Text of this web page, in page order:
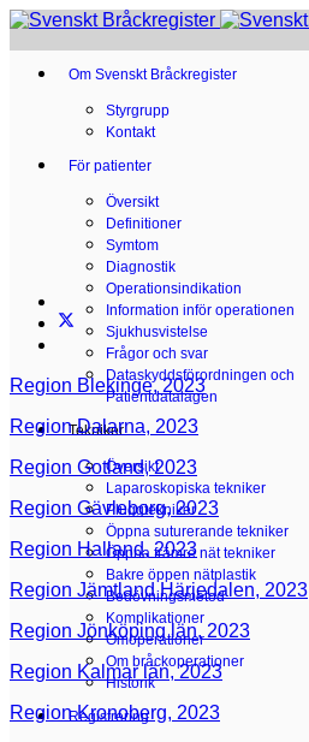
Om Svenskt Bråckregister
Styrgrupp
Kontakt
För patienter
Översikt
Definitioner
Symtom
Diagnostik
Operationsindikation
Information inför operationen
Sjukhusvistelse
Frågor och svar
Dataskyddsförordningen och
Patientdatalagen
Tekniker
Översikt
Laparoskopiska tekniker
Pluggtekniker
Öppna suturerande tekniker
Öppna främre nät tekniker
Bakre öppen nätplastik
Bedövningsmetod
Komplikationer
Omoperationer
Om bråckoperationer
Historik
Registrering
Region Blekinge, 2023
Region Dalarna, 2023
Region Gotland, 2023
Region Gävleborg, 2023
Region Halland, 2023
Region Jämtland Härjedalen, 2023
Region Jönköping län, 2023
Region Kalmar län, 2023
Region Kronoberg, 2023